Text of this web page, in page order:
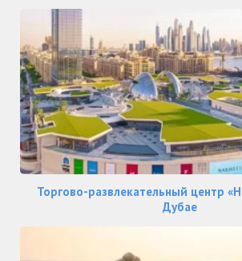
Торгово-развлекательный центр
Дубае